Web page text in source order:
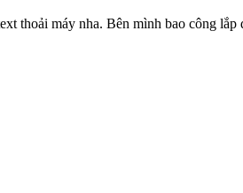
thoải máy nha. Bên mình bao công lắp